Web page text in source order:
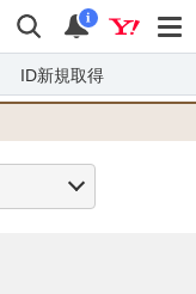
検索 通知
i
ID新規取得